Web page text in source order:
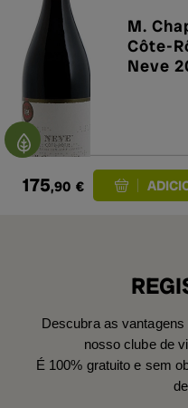
M.
Côte-
Neve
175,90 €
Descubra as
nosso clube de
É 100% gratuito e sem